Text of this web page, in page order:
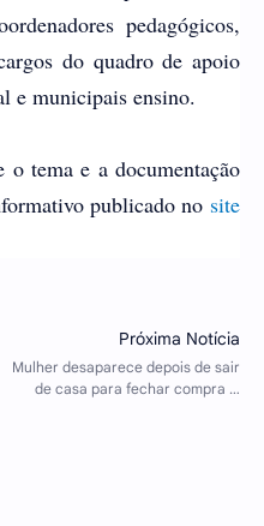
pedagógicos,
do quadro de apoio
e municipais ensino.
o tema e a documentação
publicado nosite